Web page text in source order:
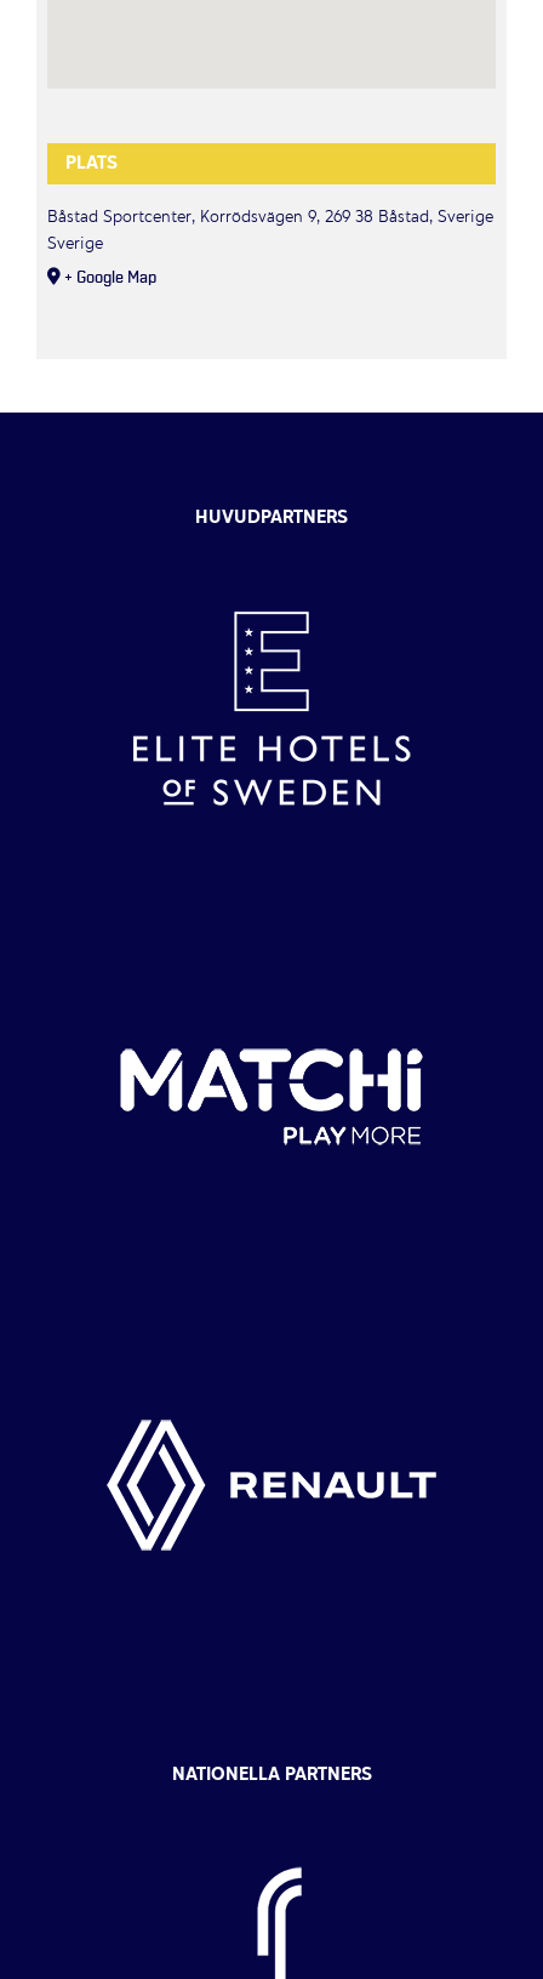
PLATS
Båstad Sportcenter, Korrödsvägen 9, 269 38 Båstad, Sverige
Sverige
+ Google Map
HUVUDPARTNERS
NATIONELLA PARTNERS